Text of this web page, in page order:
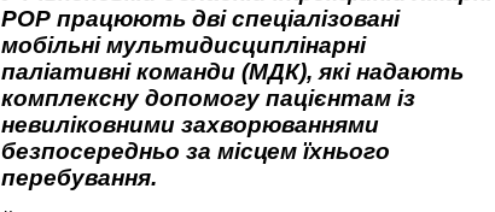
РОР працюють дві спеціалізовані
мобільні мультидисциплінарні
паліативні команди (МДК), які надають
комплексну допомогу пацієнтам із
невиліковними захворюваннями
безпосередньо за місцем їхнього
перебування.